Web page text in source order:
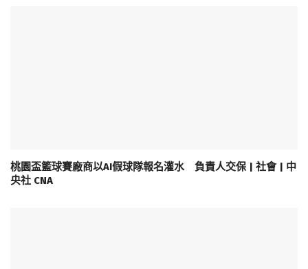
桃園盃籃球賽廠商以AI假球隊報名灌水 負責人交保 | 社會 | 中
央社 CNA